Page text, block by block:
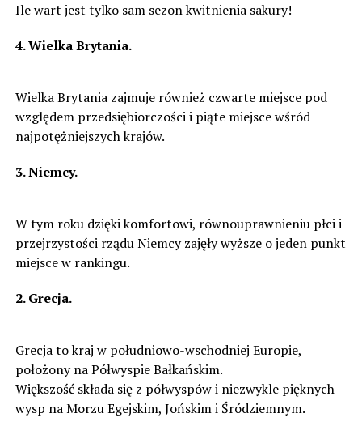
Ile wart jest tylko sam sezon kwitnienia sakury!
4. Wielka Brytania.
Wielka Brytania zajmuje również czwarte miejsce pod
względem przedsiębiorczości i piąte miejsce wśród
najpotężniejszych krajów.
3. Niemcy.
W tym roku dzięki komfortowi, równouprawnieniu płci i
przejrzystości rządu Niemcy zajęły wyższe o jeden punkt
miejsce w rankingu.
2. Grecja.
Grecja to kraj w południowo-wschodniej Europie,
położony na Półwyspie Bałkańskim.
Większość składa się z półwyspów i niezwykle pięknych
wysp na Morzu Egejskim, Jońskim i Śródziemnym.